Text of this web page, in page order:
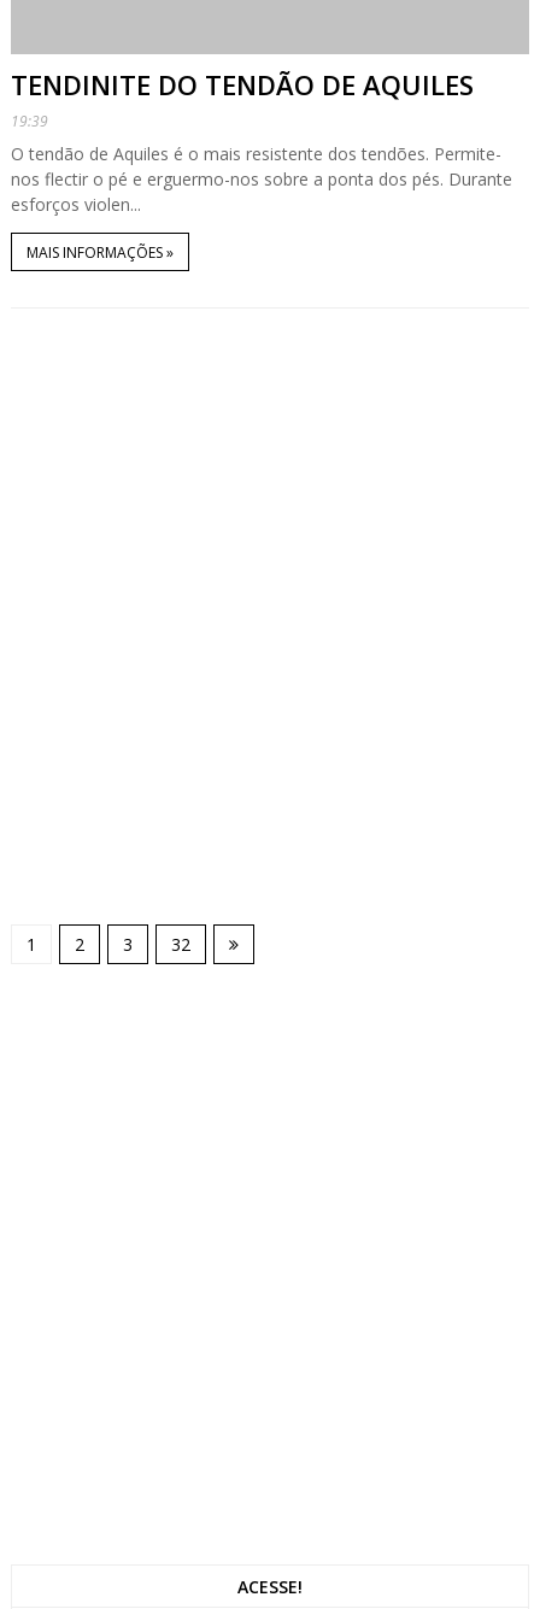
TENDINITE DO TENDÃO DE AQUILES
19:39
O tendão de Aquiles é o mais resistente dos tendões. Permite-
nos flectir o pé e erguermo-nos sobre a ponta dos pés. Durante
esforços violen...
MAIS INFORMAÇÕES »
1 2 3 32
ACESSE!